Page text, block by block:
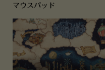
マウスパッド